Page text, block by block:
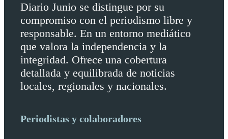
Diario Junio se distingue por su
compromiso con el periodismo libre y
responsable. En un entorno mediático
que valora la independencia y la
integridad. Ofrece una cobertura
detallada y equilibrada de noticias
locales, regionales y nacionales.
Periodistas y colaboradores